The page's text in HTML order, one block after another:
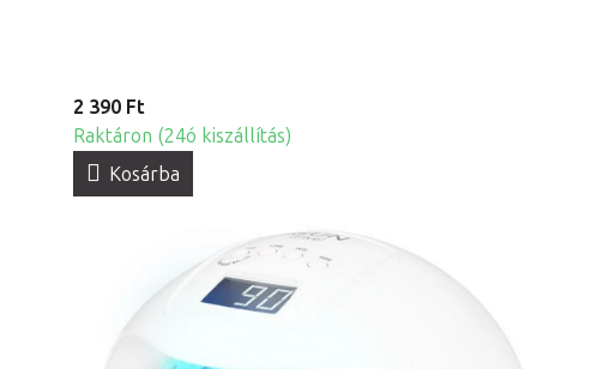
2 390 Ft
Raktáron (24ó kiszállítás)
Kosárba